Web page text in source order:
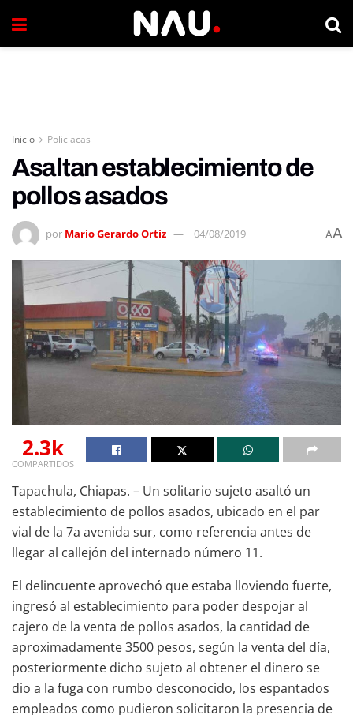
Inicio Policiacas
Asaltan establecimiento de
pollos asados
por Mario Gerardo Ortiz 04/08/2019 AA
2.3k
COMPARTIDOS
Tapachula, Chiapas. – Un solitario sujeto asaltó un
establecimiento de pollos asados, ubicado en el par
vial de la 7a avenida sur, como referencia antes de
llegar al callejón del internado número 11.
El delincuente aprovechó que estaba lloviendo fuerte,
ingresó al establecimiento para poder despojar al
cajero de la venta de pollos asados, la cantidad de
aproximadamente 3500 pesos, según la venta del día,
posteriormente dicho sujeto al obtener el dinero se
dio a la fuga con rumbo desconocido, los espantados
empleados como pudieron solicitaron la presencia de